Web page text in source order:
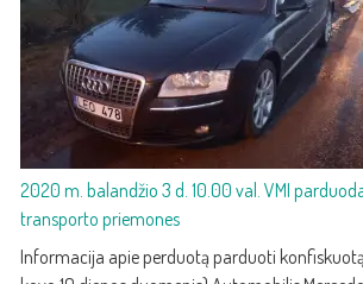
kaip
atpažinti
silpną
akumuliatorių
jį
pakeisti
2020 m. balandžio 3 d. 10.00 val. VMI
transporto priemones
Informacija apie perduotą parduoti